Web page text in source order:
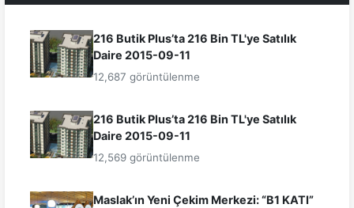
216 Butik Plus’ta 216 Bin TL'ye Satılık
Daire 2015-09-11
12,687 görüntülenme
216 Butik Plus’ta 216 Bin TL'ye Satılık
Daire 2015-09-11
12,569 görüntülenme
Maslak’ın Yeni Çekim Merkezi: “B1 KATI”